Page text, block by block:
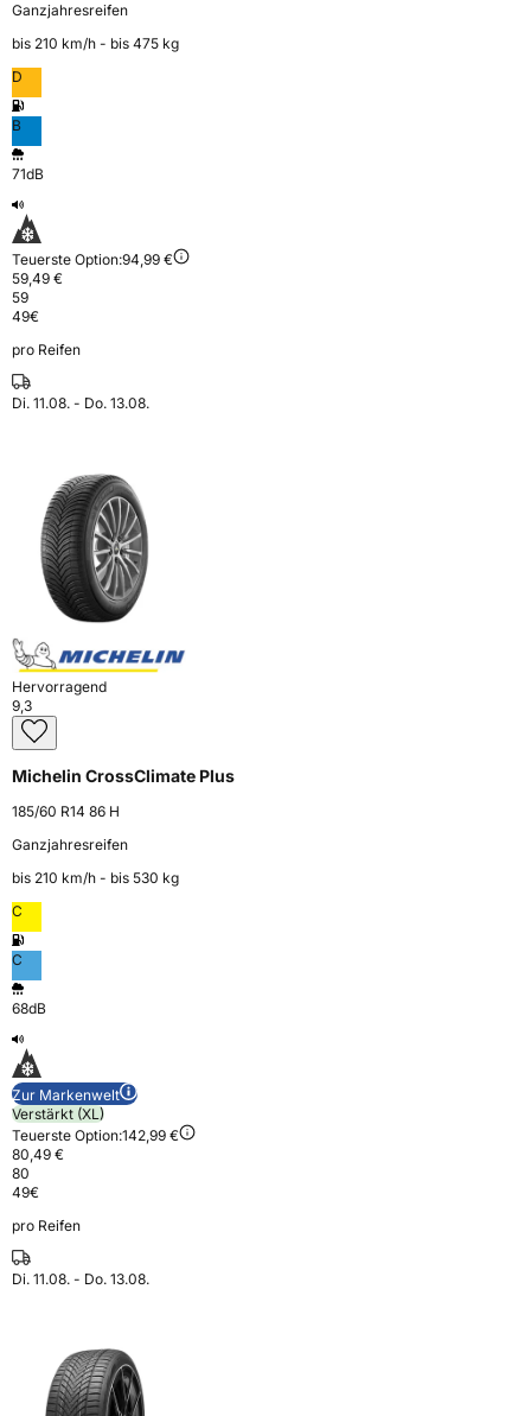
Ganzjahresreifen
bis 210 km⁠/⁠h - bis 475 kg
D
B
71dB
Teuerste Option:94,99 €
59,49 €
59
49€
pro Reifen
Di. 11.08. - Do. 13.08.
Hervorragend
9,3
Michelin CrossClimate Plus
185/60 R14 86 H
Ganzjahresreifen
bis 210 km⁠/⁠h - bis 530 kg
C
C
68dB
Zur Markenwelt
Verstärkt (XL)
Teuerste Option:142,99 €
80,49 €
80
49€
pro Reifen
Di. 11.08. - Do. 13.08.